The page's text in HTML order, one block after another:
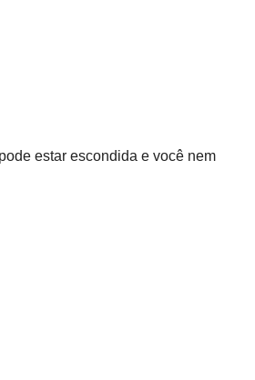
estar escondida e você nem